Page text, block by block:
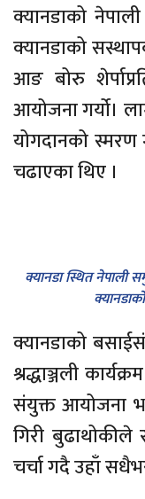
क्यानडाको
क्यानडाको
आङ बोरु
आयोजना गर्यो।
योगदानको स्मरण
चढाएका थिए ।
क्यानडा स्थित नेपाली
क्यानडाको
श्रद्धाञ्जली
संयुक्त आयोजना
गिरी बुढाथोकीले
चर्चा गदै उहाँ